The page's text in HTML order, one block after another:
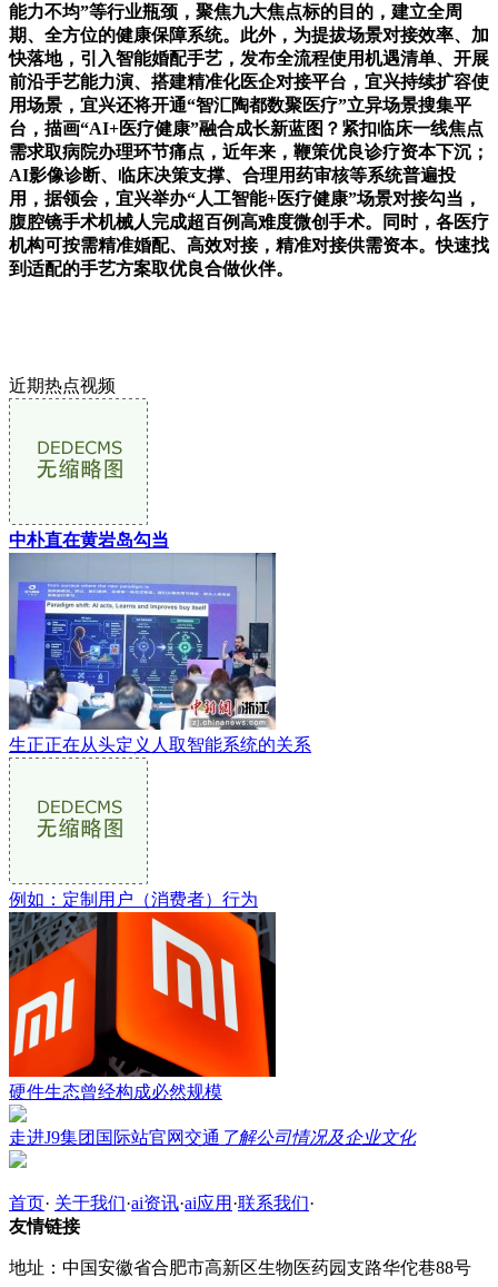
能力不均”等行业瓶颈，聚焦九大焦点标的目的，建立全周
期、全方位的健康保障系统。此外，为提拔场景对接效率、加
快落地，引入智能婚配手艺，发布全流程使用机遇清单、开展
前沿手艺能力演、搭建精准化医企对接平台，宜兴持续扩容使
用场景，宜兴还将开通“智汇陶都数聚医疗”立异场景搜集平
台，描画“AI+医疗健康”融合成长新蓝图？紧扣临床一线焦点
需求取病院办理环节痛点，近年来，鞭策优良诊疗资本下沉；
AI影像诊断、临床决策支撑、合理用药审核等系统普遍投
用，据领会，宜兴举办“人工智能+医疗健康”场景对接勾当，
腹腔镜手术机械人完成超百例高难度微创手术。同时，各医疗
机构可按需精准婚配、高效对接，精准对接供需资本。快速找
到适配的手艺方案取优良合做伙伴。
近期热点视频
中朴直在黄岩岛勾当
生正正在从头定义人取智能系统的关系
例如：定制用户（消费者）行为
硬件生态曾经构成必然规模
走进J9集团国际站官网交通 了解公司情况及企业文化
首页· 关于我们·ai资讯·ai应用 ·联系我们·
友情链接
地址：中国安徽省合肥市高新区生物医药园支路华佗巷88号